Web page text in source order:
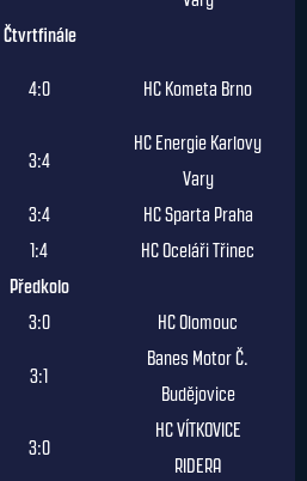
Čtvrtfinále
4:0 HC Kometa Brno
3:4
HC Energie Karlovy
Vary
3:4
HC Sparta Praha
1:4
HC Oceláři Třinec
Předkolo
3:0 HC Olomouc
3:1
Banes Motor Č.
Budějovice
3:0
HC VÍTKOVICE
RIDERA